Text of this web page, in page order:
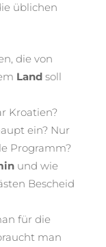
üblichen
die von
Land soll
Kroatien?
ein? Nur
Programm?
und wie
Bescheid
für die
man